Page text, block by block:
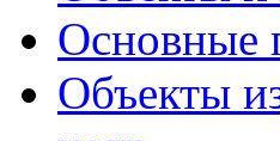
Основные
Объекты